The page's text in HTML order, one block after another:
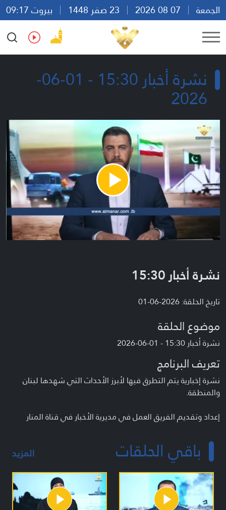
الجمعة
بيروت 09:17
Ar
En Fr Es
نشرة أخبار 15:30 - 01-06-
2026
Play
Video
نشرة أخبار 15:30
تاريخ الحلقة: 2026-06-01
موضوع الحلقة
نشرة أخبار 15:30 - 01-06-2026
تعريف البرنامج
نشرة إخبارية يتم التطرق فيها لأبرز الأحداث التي شهدها لبنان
والمنطقة.
إعداد وتقديم الفريق العمل في مديرية الأخبار في قناة المنار
باقي الحلقات المزيد